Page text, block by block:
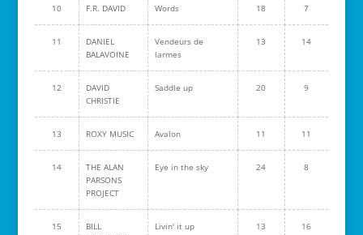
10 F.R. DAVID Words 18 7
11
DANIEL
BALAVOINE
Vendeurs de
larmes
13 14
12
DAVID
CHRISTIE
Saddle up 20 9
13 ROXY MUSIC Avalon 11 11
14
THE ALAN
PARSONS
PROJECT
Eye in the sky 24 8
15
BILL
Livin' it up 13 16